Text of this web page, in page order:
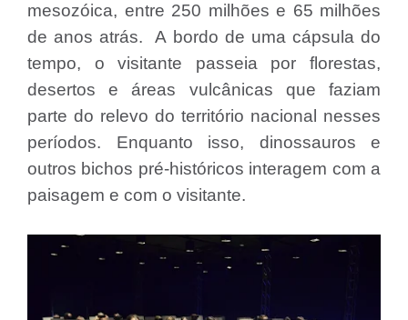
mesozóica, entre 250 milhões e 65 milhões
de anos atrás. A bordo de uma cápsula do
tempo, o visitante passeia por florestas,
desertos e áreas vulcânicas que faziam
parte do relevo do território nacional nesses
períodos. Enquanto isso, dinossauros e
outros bichos pré-históricos interagem com a
paisagem e com o visitante.